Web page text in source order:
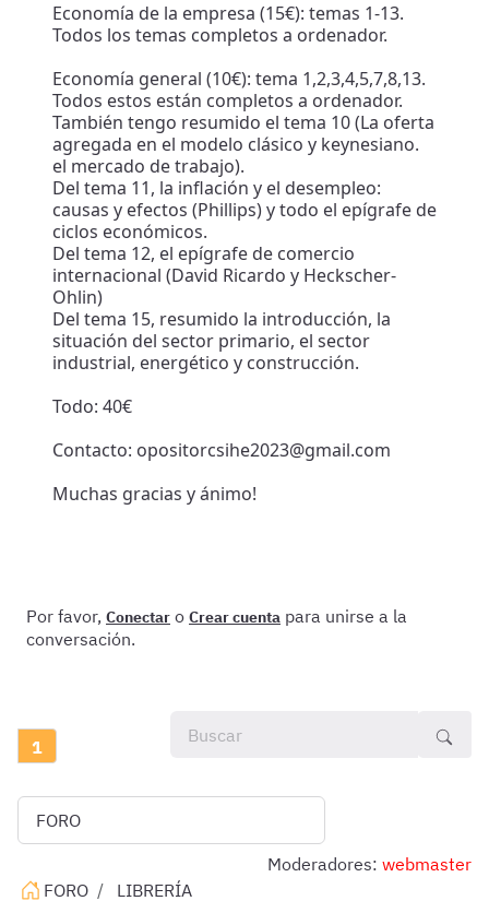
Economía de la empresa (15€): temas 1-13.
Todos los temas completos a ordenador.
Economía general (10€): tema 1,2,3,4,5,7,8,13.
Todos estos están completos a ordenador.
También tengo resumido el tema 10 (La oferta
agregada en el modelo clásico y keynesiano.
el mercado de trabajo).
Del tema 11, la inflación y el desempleo:
causas y efectos (Phillips) y todo el epígrafe de
ciclos económicos.
Del tema 12, el epígrafe de comercio
internacional (David Ricardo y Heckscher-
Ohlin)
Del tema 15, resumido la introducción, la
situación del sector primario, el sector
industrial, energético y construcción.
Todo: 40€
Contacto: opositorcsihe2023@gmail.com
Muchas gracias y ánimo!
Por favor, Conectar o Crear cuenta para unirse a la
conversación.
1
Moderadores: webmaster
FORO
LIBRERÍA